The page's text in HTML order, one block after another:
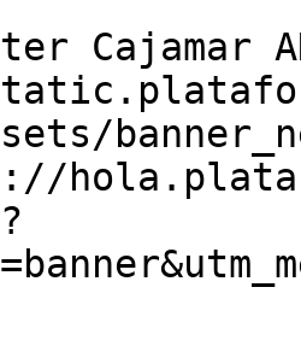
Cajamar